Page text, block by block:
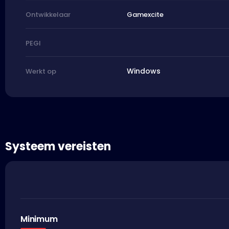
Ontwikkelaar Gamexcite
PEGI
Werkt op Windows
Systeem vereisten
Minimum